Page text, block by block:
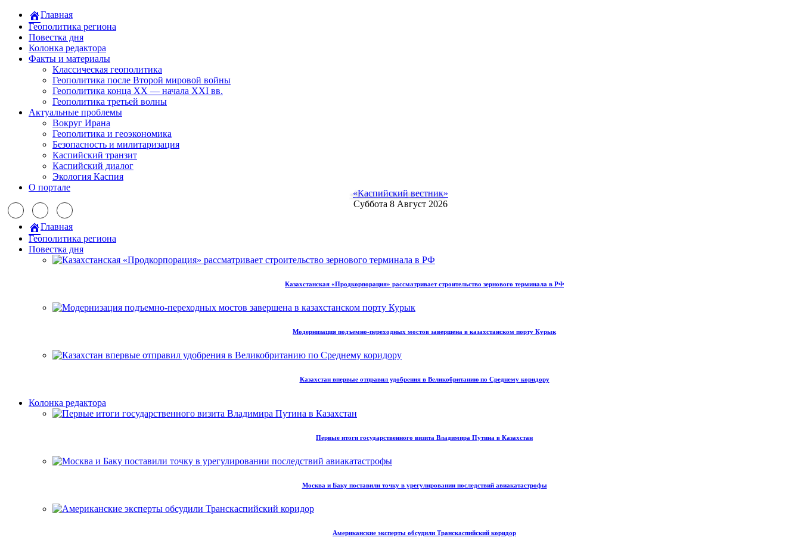
Главная
Геополитика региона
Повестка дня
Колонка редактора
Факты и материалы
Классическая геополитика
Геополитика после Второй мировой войны
Геополитика конца XX — начала XXI вв.
Геополитика третьей волны
Актуальные проблемы
Вокруг Ирана
Геополитика и геоэкономика
Безопасность и милитаризация
Каспийский транзит
Каспийский диалог
Экология Каспия
О портале
«Каспийский вестник»
Суббота 8 Август 2026
Главная
Геополитика региона
Повестка дня
Казахстанская «Продкорпорация» рассматривает строительство зернового терминала в РФ
Модернизация подъемно-переходных мостов завершена в казахстанском порту Курык
Казахстан впервые отправил удобрения в Великобританию по Среднему коридору
Колонка редактора
Первые итоги государственного визита Владимира Путина в Казахстан
Москва и Баку поставили точку в урегулировании последствий авиакатастрофы
Американские эксперты обсудили Транскаспийский коридор